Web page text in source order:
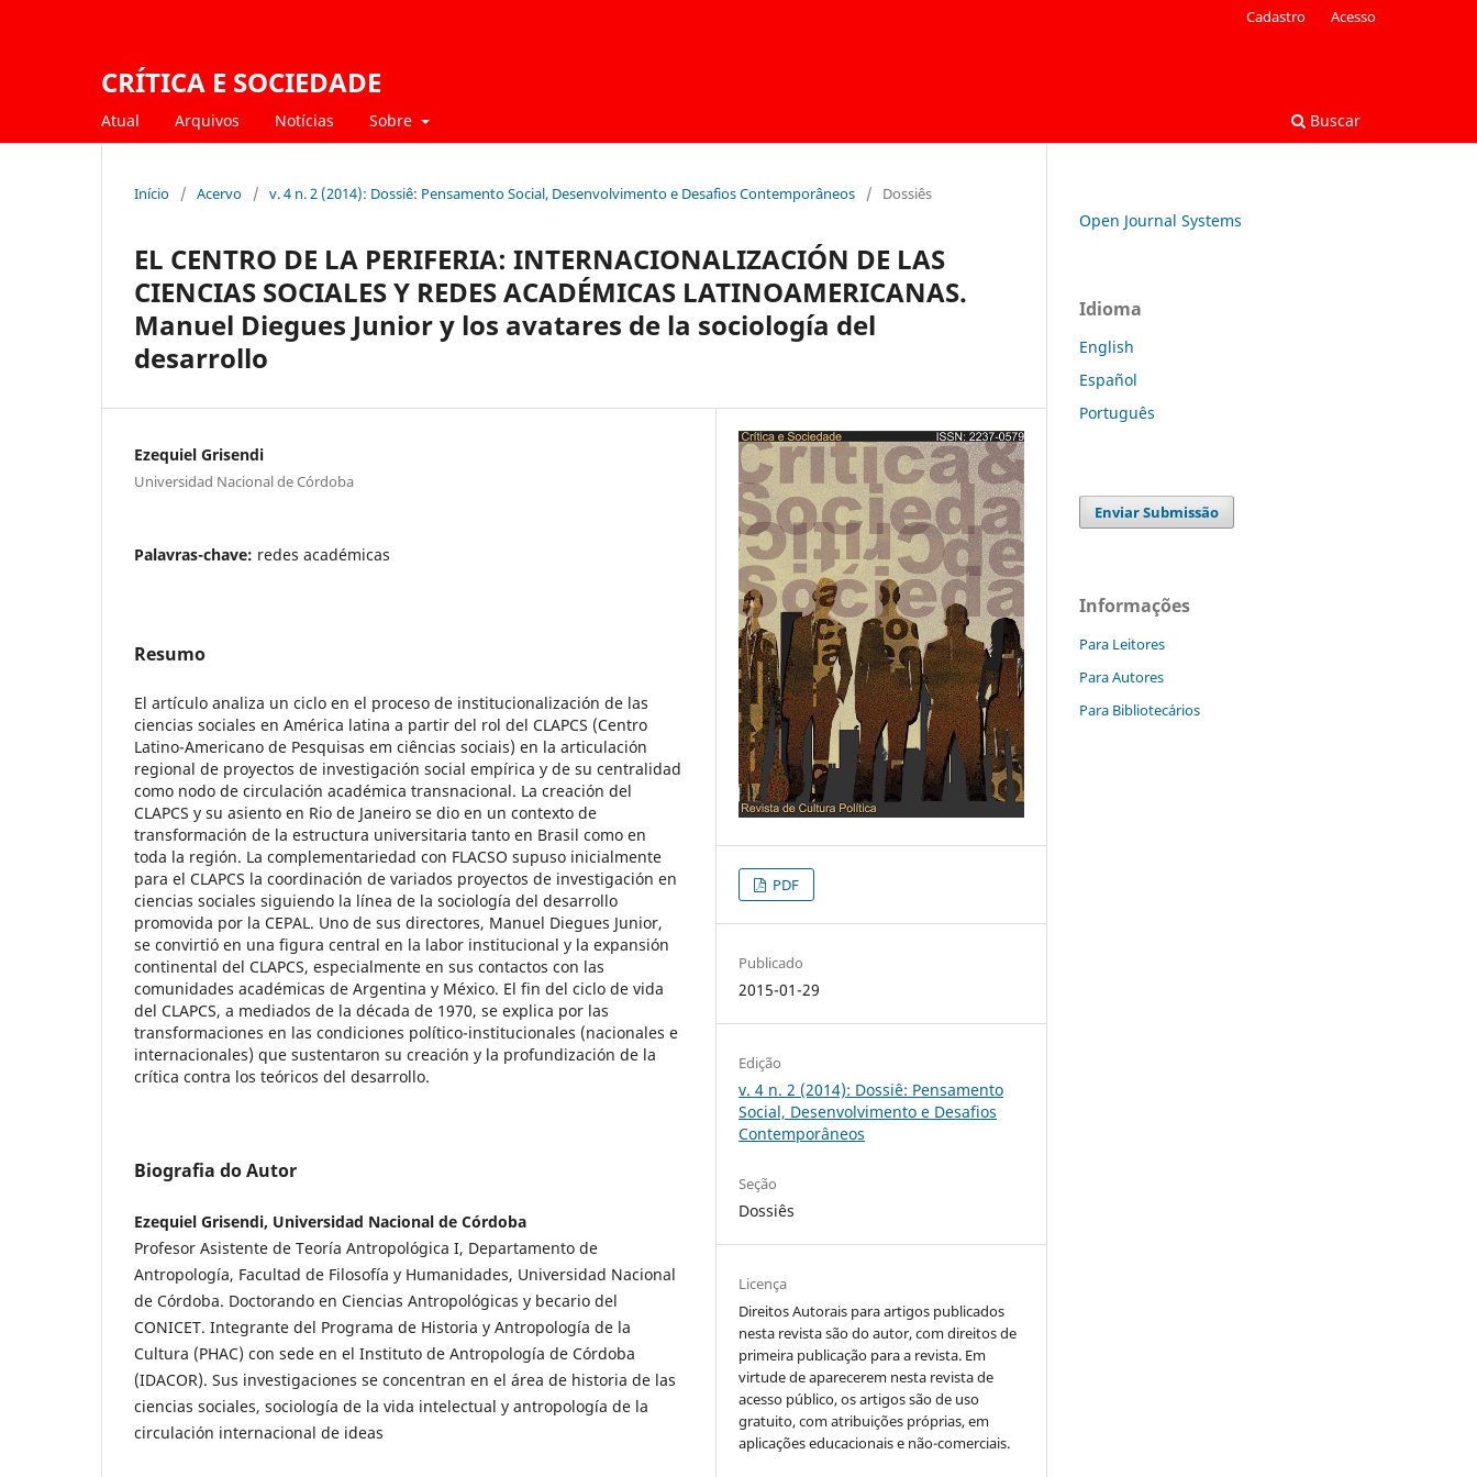
CRÍTICA E SOCIEDADE
Atual Arquivos Notícias Sobre Buscar
Cadastro Acesso
Início / Acervo / v. 4 n. 2 (2014): Dossiê: Pensamento Social, Desenvolvimento e Desafios Contemporâneos / Dossiês
EL CENTRO DE LA PERIFERIA: INTERNACIONALIZACIÓN DE LAS
CIENCIAS SOCIALES Y REDES ACADÉMICAS LATINOAMERICANAS.
Manuel Diegues Junior y los avatares de la sociología del
desarrollo
Ezequiel Grisendi
Universidad Nacional de Córdoba
Palavras-chave: redes académicas
Resumo
El artículo analiza un ciclo en el proceso de institucionalización de las
ciencias sociales en América latina a partir del rol del CLAPCS (Centro
Latino-Americano de Pesquisas em ciências sociais) en la articulación
regional de proyectos de investigación social empírica y de su centralidad
como nodo de circulación académica transnacional. La creación del
CLAPCS y su asiento en Rio de Janeiro se dio en un contexto de
transformación de la estructura universitaria tanto en Brasil como en
toda la región. La complementariedad con FLACSO supuso inicialmente
para el CLAPCS la coordinación de variados proyectos de investigación en
ciencias sociales siguiendo la línea de la sociología del desarrollo
promovida por la CEPAL. Uno de sus directores, Manuel Diegues Junior,
se convirtió en una figura central en la labor institucional y la expansión
continental del CLAPCS, especialmente en sus contactos con las
comunidades académicas de Argentina y México. El fin del ciclo de vida
del CLAPCS, a mediados de la década de 1970, se explica por las
transformaciones en las condiciones político-institucionales (nacionales e
internacionales) que sustentaron su creación y la profundización de la
crítica contra los teóricos del desarrollo.
Biografia do Autor
Ezequiel Grisendi, Universidad Nacional de Córdoba
Profesor Asistente de Teoría Antropológica I, Departamento de
Antropología, Facultad de Filosofía y Humanidades, Universidad Nacional
de Córdoba. Doctorando en Ciencias Antropológicas y becario del
CONICET. Integrante del Programa de Historia y Antropología de la
Cultura (PHAC) con sede en el Instituto de Antropología de Córdoba
(IDACOR). Sus investigaciones se concentran en el área de historia de las
ciencias sociales, sociología de la vida intelectual y antropología de la
circulación internacional de ideas
PDF
Publicado
2015-01-29
Edição
v. 4 n. 2 (2014): Dossiê: Pensamento
Social, Desenvolvimento e Desafios
Contemporâneos
Seção
Dossiês
Licença
Direitos Autorais para artigos publicados
nesta revista são do autor, com direitos de
primeira publicação para a revista. Em
virtude de aparecerem nesta revista de
acesso público, os artigos são de uso
gratuito, com atribuições próprias, em
aplicações educacionais e não-comerciais.
Open Journal Systems
Idioma
English
Español
Português
Enviar Submissão
Informações
Para Leitores
Para Autores
Para Bibliotecários